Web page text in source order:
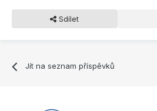
Sdílet
Jít na seznam příspěvků